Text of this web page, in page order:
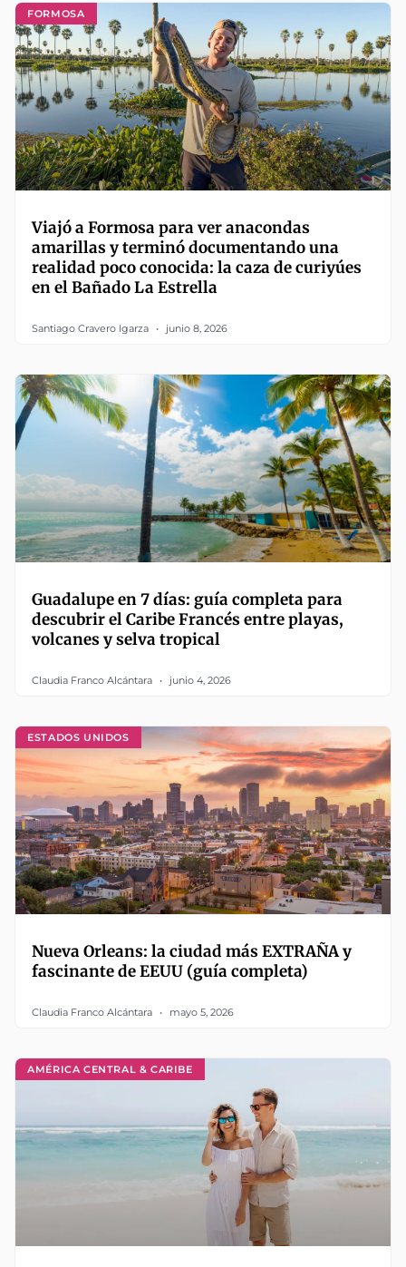
FORMOSA
Viajó a Formosa para ver anacondas
amarillas y terminó documentando una
realidad poco conocida: la caza de curiyúes
en el Bañado La Estrella
Santiago Cravero Igarza junio 8, 2026
Guadalupe en 7 días: guía completa para
descubrir el Caribe Francés entre playas,
volcanes y selva tropical
Claudia Franco Alcántara junio 4, 2026
ESTADOS UNIDOS
Nueva Orleans: la ciudad más EXTRAÑA y
fascinante de EEUU (guía completa)
Claudia Franco Alcántara mayo 5, 2026
AMÉRICA CENTRAL & CARIBE